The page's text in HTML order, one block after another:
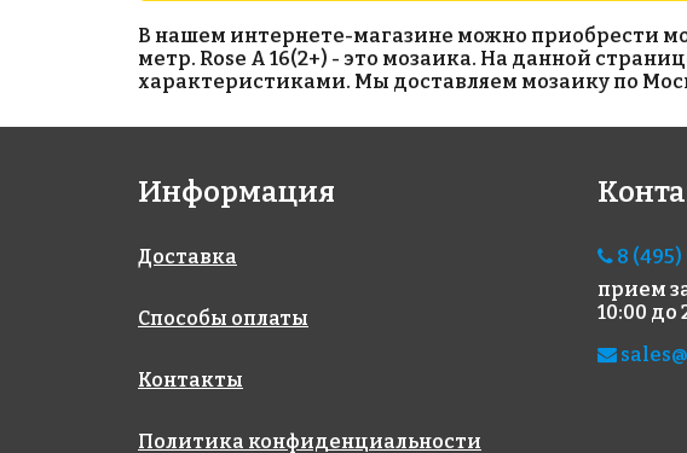
7883 руб./м²
Rose AJ 19+7(2)
2193
Rose A
В нашем интернете-магазине можно приобрести
метр. Rose A 16(2+) - это мозаика. На данной
характеристиками. Мы доставляем мозаику по
Информация
Доставка
Способы оплаты
Контакты
Политика конфиденциальности
8
прием
10:00 до